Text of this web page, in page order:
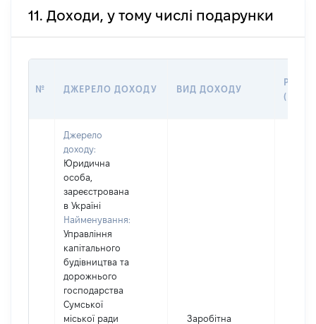
11. Доходи, у тому числі подарунки
№ ДЖЕРЕЛО ДОХОДУ ВИД ДОХОДУ
Джерело
доходу:
Юридична
особа,
зареєстрована
в Україні
Найменування:
Управління
капітального
будівництва та
дорожнього
господарства
Сумської
міської ради
Заробітна